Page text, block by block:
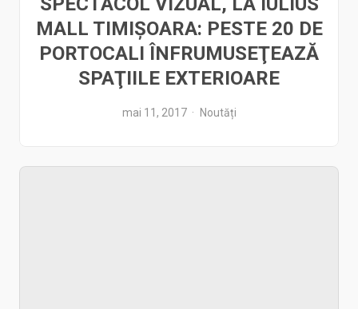
MALL TIMIŞOARA: PESTE 20 DE
PORTOCALI ÎNFRUMUSEŢEAZĂ
SPAŢIILE EXTERIOARE
mai 11, 2017 Noutăți